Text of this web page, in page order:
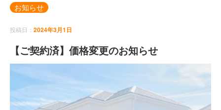
お知らせ
投稿日： 2024年3月1日
【ご契約済】価格変更のお知らせ